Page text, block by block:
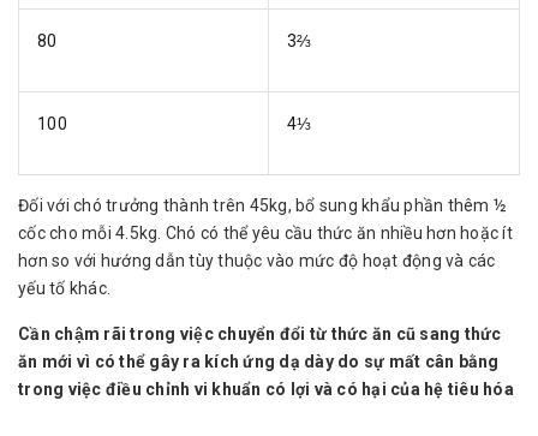
80 3⅔
100 4⅓
Đối với chó trưởng thành trên 45kg, bổ sung khẩu phần thêm ½
cốc cho mỗi 4.5kg. Chó có thể yêu cầu thức ăn nhiều hơn hoặc ít
hơn so với hướng dẫn tùy thuộc vào mức độ hoạt động và các
yếu tố khác.
Cần chậm rãi trong việc chuyển đổi từ thức ăn cũ sang thức
ăn mới vì có thể gây ra kích ứng dạ dày do sự mất cân bằng
trong việc điều chỉnh vi khuẩn có lợi và có hại của hệ tiêu hóa